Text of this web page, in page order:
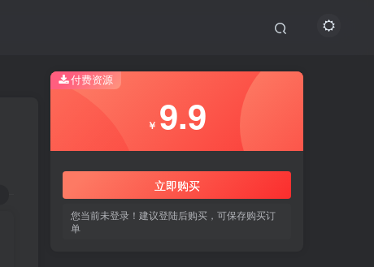
付费资源
￥ 9.9
立即购买
您当前未登录！建议登陆后购买，可保存购买订
单